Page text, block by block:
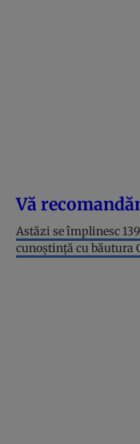
Vă
Astăzi se împlinesc
cunoștință cu băutura